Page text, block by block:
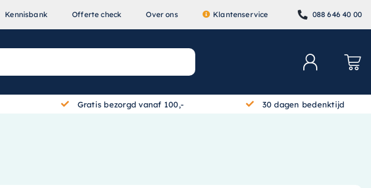
Kennisbank Offerte check Over ons Klantenservice 088 646 40 00
Gratis bezorgd vanaf 100,- 30 dagen bedenktijd